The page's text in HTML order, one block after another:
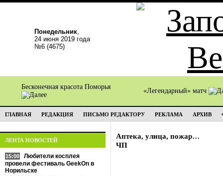
Понедельник,
24 июня 2019 года
№6 (4675)
Бесконечная красота Поморья
«Легендарный» матч
ГЛАВНАЯ РЕДАКЦИЯ ПИСЬМО РЕДАКТОРУ РЕКЛАМА АРХИВ
ЛЕНТА НОВОСТЕЙ
15:00
Любители косплея
провели фестиваль GeekOn в
Норильске
Аптека, улица, пожар…
ЧП